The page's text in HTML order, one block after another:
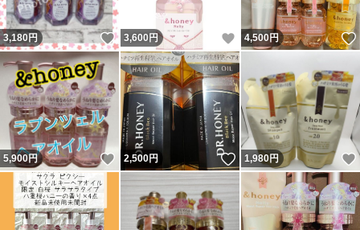
3,180 円 いいね！
3,600 円 いいね！
4,500円
5,900円 いいね！
2,500円 いいね！
1,980円